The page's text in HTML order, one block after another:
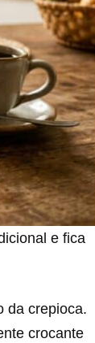
e fica
da crepioca.
crocante